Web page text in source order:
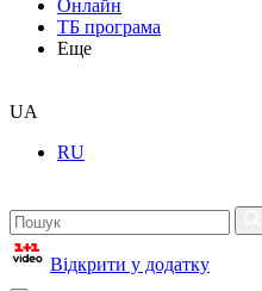
Онлайн
ТБ програма
Еще
UA
RU
Відкрити у додатку